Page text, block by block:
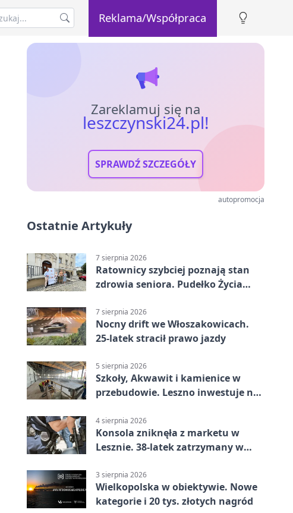
Reklama/Współpraca
Zareklamuj się na
leszczynski24.pl!
SPRAWDŹ SZCZEGÓŁY
autopromocja
Ostatnie Artykuły
7 sierpnia 2026
Ratownicy szybciej poznają stan
zdrowia seniora. Pudełko Życia
7 sierpnia 2026
Nocny drift we Włoszakowicach.
25-latek stracił prawo jazdy
5 sierpnia 2026
Szkoły, Akwawit i kamienice w
przebudowie. Leszno inwestuje na
4 sierpnia 2026
Konsola zniknęła z marketu w
Lesznie. 38-latek zatrzymany w
3 sierpnia 2026
Wielkopolska w obiektywie. Nowe
kategorie i 20 tys. złotych nagród